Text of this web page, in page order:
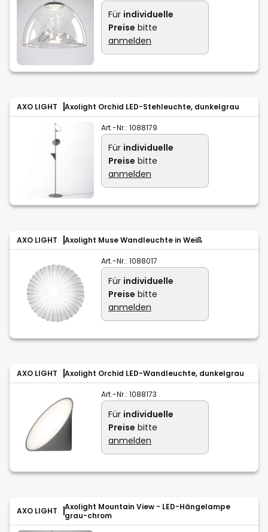
Für individuelle
Preise bitte
anmelden
AXO LIGHT Axolight Orchid LED-Stehleuchte, dunkelgrau
Art.-Nr.: 1088179
Für individuelle
Preise bitte
anmelden
AXO LIGHT Axolight Muse Wandleuchte in Weiß
Art.-Nr.: 1088017
Für individuelle
Preise bitte
anmelden
AXO LIGHT Axolight Orchid LED-Wandleuchte, dunkelgrau
Art.-Nr.: 1088173
Für individuelle
Preise bitte
anmelden
AXO LIGHT
Axolight Mountain View - LED-Hängelampe
grau-chrom